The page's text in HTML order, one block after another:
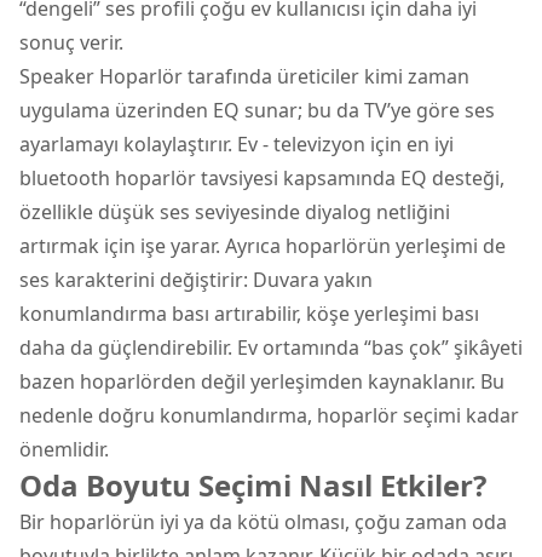
“dengeli” ses profili çoğu ev kullanıcısı için daha iyi
sonuç verir.
Speaker Hoparlör tarafında üreticiler kimi zaman
uygulama üzerinden EQ sunar; bu da TV’ye göre ses
ayarlamayı kolaylaştırır. Ev - televizyon için en iyi
bluetooth hoparlör tavsiyesi kapsamında EQ desteği,
özellikle düşük ses seviyesinde diyalog netliğini
artırmak için işe yarar. Ayrıca hoparlörün yerleşimi de
ses karakterini değiştirir: Duvara yakın
konumlandırma bası artırabilir, köşe yerleşimi bası
daha da güçlendirebilir. Ev ortamında “bas çok” şikâyeti
bazen hoparlörden değil yerleşimden kaynaklanır. Bu
nedenle doğru konumlandırma, hoparlör seçimi kadar
önemlidir.
Oda Boyutu Seçimi Nasıl Etkiler?
Bir hoparlörün iyi ya da kötü olması, çoğu zaman oda